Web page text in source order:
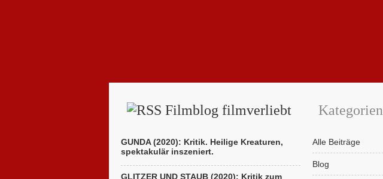
Filmblog filmverliebt
GUNDA (2020): Kritik. Heilige Kreaturen,
spektakulär inszeniert.
GLITZER UND STAUB (2020): Kritik zum
Kategorien
Alle Beiträge
Blog